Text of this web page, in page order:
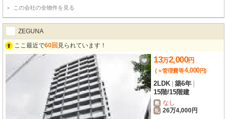
この会社の全物件を見る
ZEGUNA
ここ最近で60回 見られています！
13万2,000円
(＋管理費等4,000円)
2LDK 築6年
15階/15階建
敷 なし
礼 26万4,000円